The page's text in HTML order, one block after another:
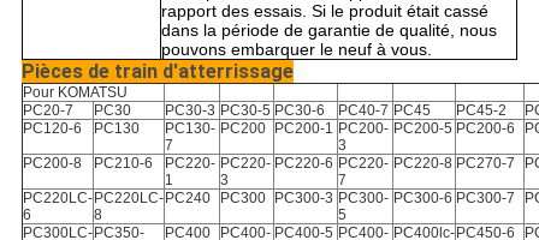
rapport des essais. Si le produit était cassé
dans la période de garantie de qualité, nous
pouvons embarquer le neuf à vous.
Pièces de train d'atterrissage
Pour KOMATSU
PC20-7
PC30 PC30-3 PC30-5 PC30-6 PC40-7 PC45 PC45-2
PC120-6
PC130
PC130-
7
PC200 PC200-1 PC200-
3
PC200-5 PC200-6
PC200-8 PC210-6
PC220-
1
PC220-
3
PC220-6 PC220-
7
PC220-8 PC270-7
PC220LC-
6
PC220LC-
8
PC240 PC300 PC300-3 PC300-
5
PC300-6 PC300-7
PC300LC- PC350- PC400 PC400- PC400-5 PC400- PC400lc- PC450-6